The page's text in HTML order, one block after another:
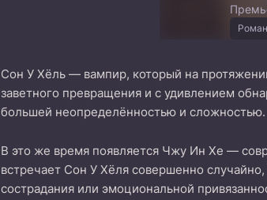
Сон У Хёль — вампир, который на
заветного превращения и с удивлением
большей неопределённостью и сложностью.
В это же время появляется Чжу Ин Хе —
встречает Сон У Хёля совершенно
сострадания или эмоциональной